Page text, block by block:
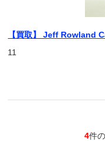
【買取】 Jeff Rowland
11
4件